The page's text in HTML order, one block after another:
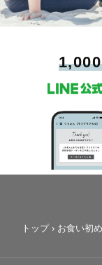
トップ› お食い初